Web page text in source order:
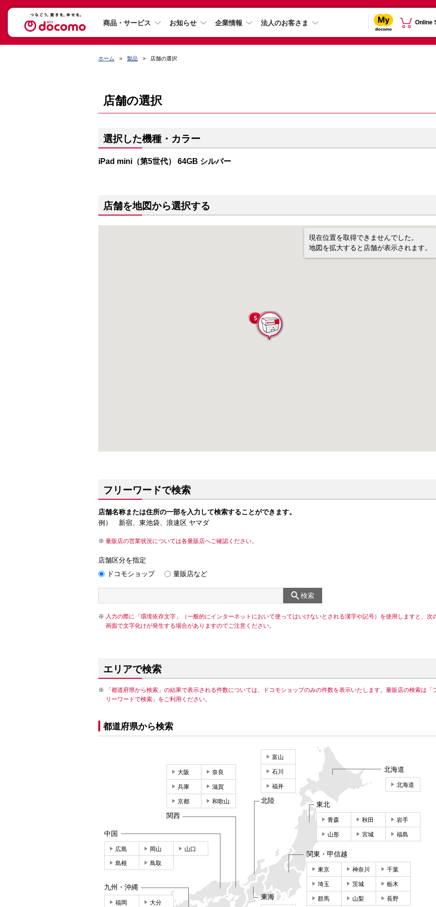
商品・サービス お知らせ 企業情報 法人のお客さま Online
ホーム 製品 店舗の選択
店舗の選択
選択した機種・カラー
iPad mini（第5世代） 64GB シルバー
店舗を地図から選択する
現在位置を取得できませんでした。
地図を拡大すると店舗が表示されます。
フリーワードで検索
店舗名称または住所の一部を入力して検索することができます。
例） 新宿、東池袋、浪速区 ヤマダ
量販店の営業状況については各量販店へご確認ください。
店舗区分を指定
ドコモショップ
量販店など
検索
入力の際に「環境依存文字」（一般的にインターネットにおいて使ってはいけないとされる漢字や記号）を使用しますと、次
画面で文字化けが発生する場合がありますのでご注意ください。
エリアで検索
「都道府県から検索」の結果で表示される件数については、ドコモショップのみの件数を表示いたします。量販店の検索は「
リーワードで検索」をご利用ください。
都道府県から検索
北海道
北海道
東北
青森 秋田 岩手
山形 宮城 福島
関東・甲信越
東京 神奈川 千葉
埼玉 茨城 栃木
群馬 山梨 長野
東海
富山
石川
福井
北陸
大阪 奈良
兵庫 滋賀
京都 和歌山
関西
中国
広島 岡山 山口
島根 鳥取
九州・沖縄
福岡 大分